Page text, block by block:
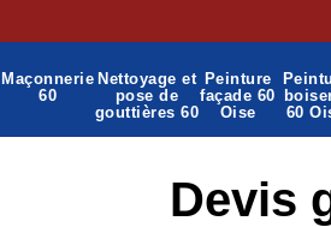
Maçonnerie
60
Nettoyage et
pose de
gouttières 60
Peinture
façade 60
Oise
60
Devis